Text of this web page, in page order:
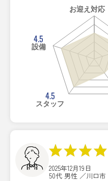
お迎え対応
4.5
スタッフ
4.5
設備
2025年12月19日
50代 男性 ／川口市